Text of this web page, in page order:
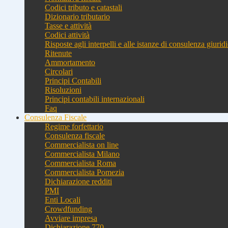
Codici tributo e catastali
Dizionario tributario
Tasse e attività
Codici attività
Risposte agli interpelli e alle istanze di consulenza
Ritenute
Ammortamento
Circolari
Principi Contabili
Risoluzioni
Principi contabili internazionali
Faq
Consulenza Fiscale
Regime forfettario
Consulenza fiscale
Commercialista on line
Commercialista Milano
Commercialista Roma
Commercialista Pomezia
Dichiarazione redditi
PMI
Enti Locali
Crowdfunding
Avviare impresa